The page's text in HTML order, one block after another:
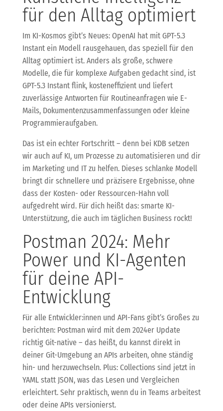
für den Alltag optimiert
Im KI-Kosmos gibt’s Neues: OpenAI hat mit GPT-5.3
Instant ein Modell rausgehauen, das speziell für den
Alltag optimiert ist. Anders als große, schwere
Modelle, die für komplexe Aufgaben gedacht sind, ist
GPT-5.3 Instant flink, kosteneffizient und liefert
zuverlässige Antworten für Routineanfragen wie E-
Mails, Dokumentenzusammenfassungen oder kleine
Programmieraufgaben.
Das ist ein echter Fortschritt – denn bei KDB setzen
wir auch auf KI, um Prozesse zu automatisieren und dir
im Marketing und IT zu helfen. Dieses schlanke Modell
bringt dir schnellere und präzisere Ergebnisse, ohne
dass der Kosten- oder Ressourcen-Hahn voll
aufgedreht wird. Für dich heißt das: smarte KI-
Unterstützung, die auch im täglichen Business rockt!
Postman 2024: Mehr
Power und KI-Agenten
für deine API-
Entwicklung
Für alle Entwickler:innen und API-Fans gibt’s Großes zu
berichten: Postman wird mit dem 2024er Update
richtig Git-native – das heißt, du kannst direkt in
deiner Git-Umgebung an APIs arbeiten, ohne ständig
hin- und herzuwechseln. Plus: Collections sind jetzt in
YAML statt JSON, was das Lesen und Vergleichen
erleichtert. Sehr praktisch, wenn du in Teams arbeitest
oder deine APIs versionierst.